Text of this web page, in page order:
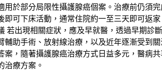
於部分局限性攝護腺癌個案。治療前仍須
可下床活動，通常住院約一至三天即可返
出現相關症狀，應及早就醫，透過早期
助手術、放射線治療，以及近年逐漸受到
，隨著攝護腺癌治療方式日益多元，醫病
治療方案。